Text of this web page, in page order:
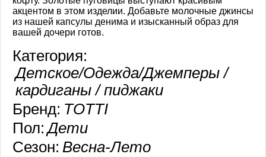
акцентом в этом изделии. Добавьте молочные джинсы
из нашей капсулы денима и изысканный образ для
вашей дочери готов.
Категория:
Детское/Одежда/Джемперы /
кардиганы / пиджаки
Бренд: TOTTI
Пол: Дети
Сезон: Весна-Лето